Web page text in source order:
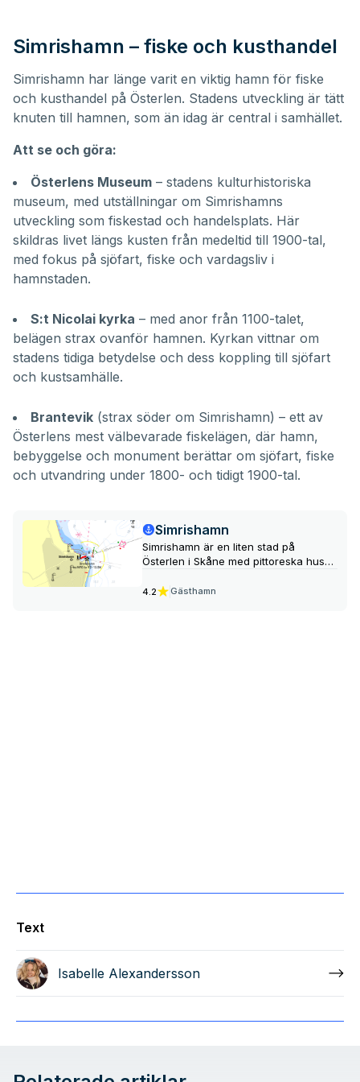
Simrishamn – fiske och kusthandel
Simrishamn har länge varit en viktig hamn för fiske
och kusthandel på Österlen. Stadens utveckling är tätt
knuten till hamnen, som än idag är central i samhället.
Att se och göra:
Österlens Museum – stadens kulturhistoriska
museum, med utställningar om Simrishamns
utveckling som fiskestad och handelsplats. Här
skildras livet längs kusten från medeltid till 1900-tal,
med fokus på sjöfart, fiske och vardagsliv i
hamnstaden.
S:t Nicolai kyrka – med anor från 1100-talet,
belägen strax ovanför hamnen. Kyrkan vittnar om
stadens tidiga betydelse och dess koppling till sjöfart
och kustsamhälle.
Brantevik (strax söder om Simrishamn) – ett av
Österlens mest välbevarade fiskelägen, där hamn,
bebyggelse och monument berättar om sjöfart, fiske
och utvandring under 1800- och tidigt 1900-tal.
Simrishamn
Simrishamn är en liten stad på
Österlen i Skåne med pittoreska hus
sevärdheter, inklusive Glimmingehus,
4.2 Gästhamn
Text
Isabelle Alexandersson